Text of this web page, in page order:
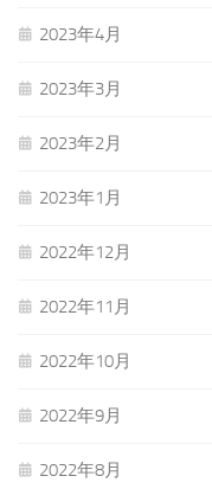
2023年4月
2023年3月
2023年2月
2023年1月
2022年12月
2022年11月
2022年10月
2022年9月
2022年8月